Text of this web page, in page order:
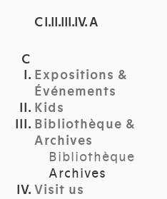
C I.II.III.IV. A
Expositions &
Événements
Kids
Bibliothèque &
Archives
Bibliothèque
Archives
Visit us